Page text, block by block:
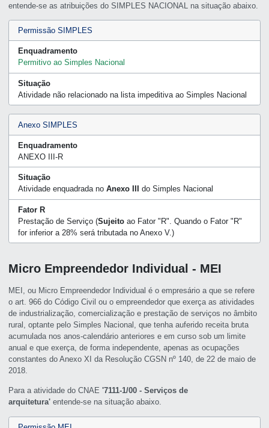
entende-se as atribuições do SIMPLES NACIONAL na situação abaixo.
Permissão SIMPLES
Enquadramento
Permitivo ao Simples Nacional
Situação
Atividade não relacionado na lista impeditiva ao Simples Nacional
Anexo SIMPLES
Enquadramento
ANEXO III-R
Situação
Atividade enquadrada no Anexo III do Simples Nacional
Fator R
Prestação de Serviço (Sujeitoao Fator "R". Quando o Fator "R"
for inferior a 28% será tributada no Anexo V.)
Micro Empreendedor Individual - MEI
MEI, ou Micro Empreendedor Individual é o empresário a que se refere
o art. 966 do Código Civil ou o empreendedor que exerça as atividades
de industrialização, comercialização e prestação de serviços no âmbito
rural, optante pelo Simples Nacional, que tenha auferido receita bruta
acumulada nos anos-calendário anteriores e em curso sob um limite
anual e que exerça, de forma independente, apenas as ocupações
constantes do Anexo XI da Resolução CGSN nº 140, de 22 de maio de
2018.
Para a atividade do CNAE'7111-1/00 - Serviços de
arquitetura' entende-se na situação abaixo.